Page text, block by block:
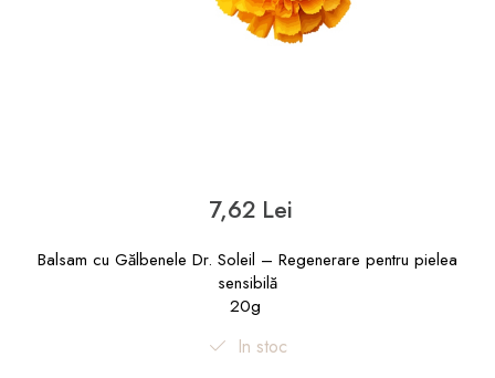
7,62 Lei
Balsam cu Gălbenele Dr. Soleil – Regenerare pentru pielea
sensibilă
20g
In stoc